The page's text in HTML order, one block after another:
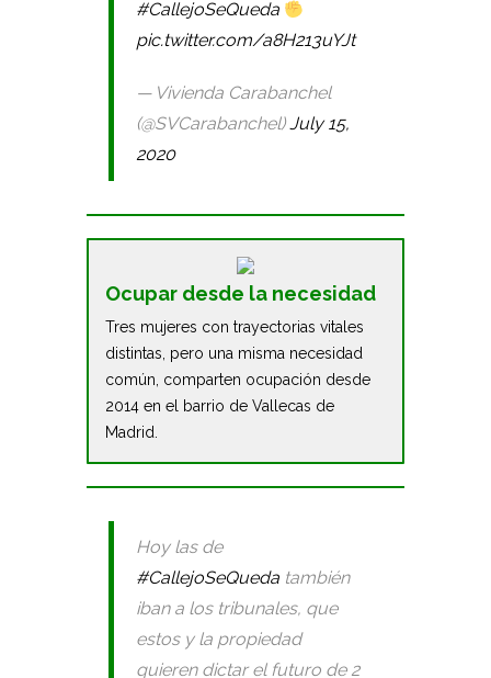
#CallejoSeQueda
pic.twitter.com/a8H213uYJt
— Vivienda Carabanchel
(@SVCarabanchel)July 15,
2020
Ocupar desde la necesidad
Tres mujeres con trayectorias vitales
distintas, pero una misma necesidad
común, comparten ocupación desde
2014 en el barrio de Vallecas de
Madrid.
Hoy las de
#CallejoSeQueda también
iban a los tribunales, que
estos y la propiedad
quieren dictar el futuro de 2